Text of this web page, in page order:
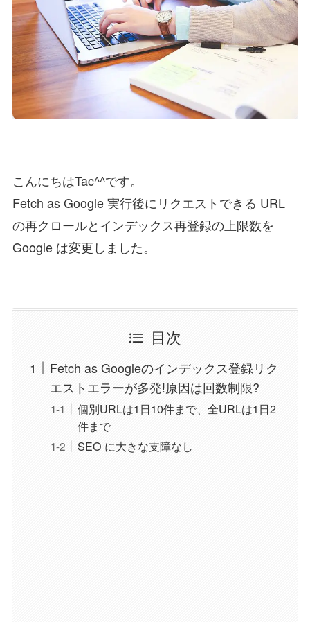
こんにちはTac^^です。
Fetch as Google 実行後にリクエストできる URL
の再クロールとインデックス再登録の上限数を
Google は変更しました。
目次
Fetch as Googleのインデックス登録リク
エストエラーが多発!原因は回数制限?
個別URLは1日10件まで、全URLは1日2
件まで
SEO に大きな支障なし